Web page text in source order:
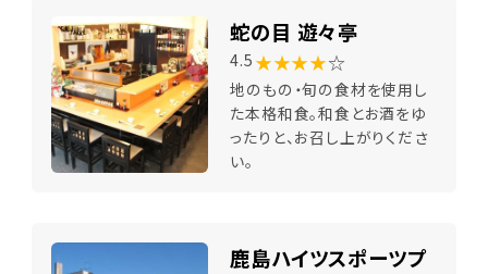
蛇の目 遊々亭
4.5 ★★★★☆
地のもの・旬の食材を使用し
た本格和食。和食とお酒をゆ
ったりと、お召し上がりくださ
い。
鹿島ハイツスポーツプ